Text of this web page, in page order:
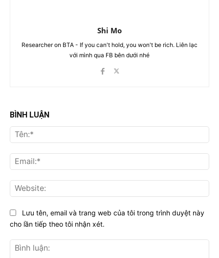
Shi Mo
Researcher on BTA - If you can't hold, you won't be rich. Liên lạc
với mình qua FB bên dưới nhé
BÌNH LUẬN
Lưu tên, email và trang web của tôi trong trình duyệt này
cho lần tiếp theo tôi nhận xét.